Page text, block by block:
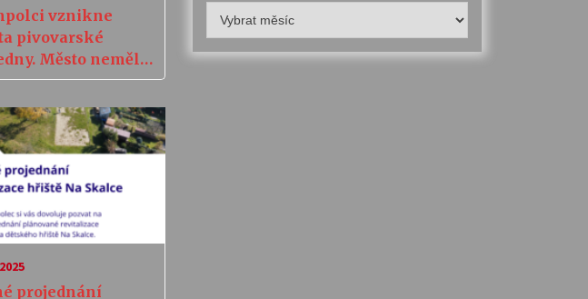
vznikne
pivovarské
Město nemělo
k záměru
vyjádřit
projednání
archiv